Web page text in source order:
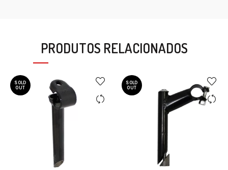
PRODUTOS RELACIONADOS
SOLD
OUT
SOLD
OUT